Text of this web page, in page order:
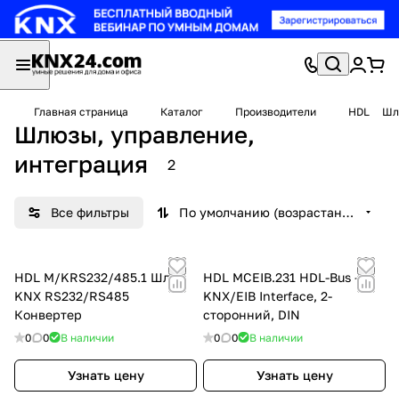
Главная страница Каталог Производители HDL
Шлюзы, управление,
интеграция
2
Все фильтры По умолчанию (возрастание)
HDL M/KRS232/485.1 Шлюз
KNX RS232/RS485
Конвертер
0 0 В наличии
Узнать цену
HDL MCEIB.231 HDL-Bus -
KNX/EIB Interface, 2-
сторонний, DIN
0 0 В наличии
Узнать цену